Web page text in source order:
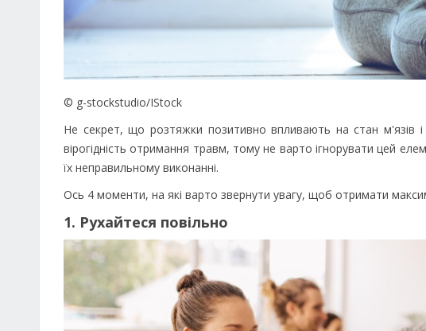
© g-stockstudio/IStock
Не секрет, що розтяжки позитивно впливають на стан м'язів
вірогідність отримання травм, тому не варто ігнорувати цей
їх неправильному виконанні.
Ось 4 моменти, на які варто звернути увагу, щоб отримати
1. Рухайтеся повільно